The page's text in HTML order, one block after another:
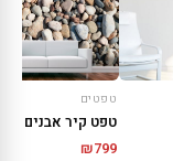
טפטים
טפט קיר אבנים
₪799